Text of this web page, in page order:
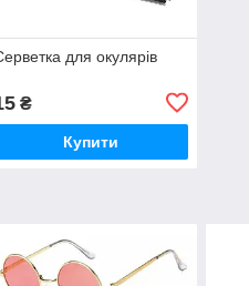
для окулярів
₴
Купити